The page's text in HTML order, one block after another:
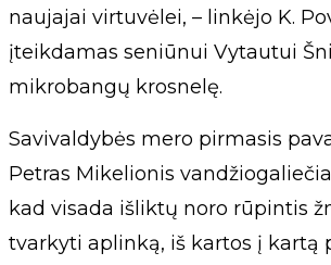
naujajai virtuvėlei, – linkėjo K.
įteikdamas seniūnui Vytautui
mikrobangų krosnelę.
Savivaldybės mero pirmasis
Petras Mikelionis
kad visada išliktų noro rūpintis
tvarkyti aplinką, iš kartos į kartą